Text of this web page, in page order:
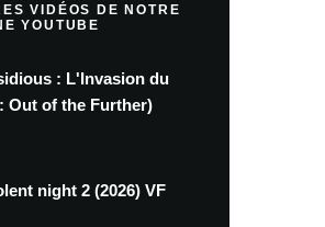
VIDÉOS DE NOTRE
YOUTUBE
: L'Invasion du
Out of the Further)
night 2 (2026) VF